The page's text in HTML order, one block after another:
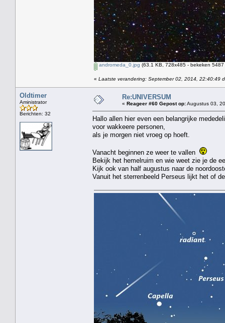
andromeda_0.jpg (63.1 KB, 728x485 - bekeken 5487
« Laatste verandering: September 02, 2014, 22:40:49
Oldtimer
Aministrator
Berichten: 32
Re:UNIVERSUM
« Reageer #60 Gepost op:Augustus 03,
Hallo allen hier even een belangrijke
voor wakkeere personen,
als je morgen niet vroeg op hoeft.
Vanacht beginnen ze weer te vallen
Bekijk het hemelruim en wie weet zie je de
Kijk ook van half augustus naar de
Vanuit het sterrenbeeld Perseus lijkt het of